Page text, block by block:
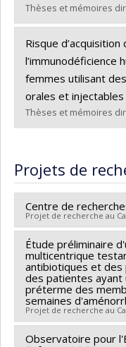
Thèses et mémoires
Diplômé(e) :
Cycle :Doctorat
Diplôme obtenu :
Lien vers le
Risque d’acquisition
l’immunodéficience
femmes utilisant
orales et injectables
Thèses et mémoires
Cycle :
Maîtrise
Diplôme obtenu :
Projets de
Centre de
Projet de recherche au
Chercheur principal :
Co-chercheurs :
Gilles Brassard,
Véronique Hussin,
Bélair, Paul M
Nadia El-Mabrouk
Étude préliminaire
multicentrique
antibiotiques et des
des patientes
préterme des
semaines
Projet de recherche au
Chercheur principal :
Observatoire pour